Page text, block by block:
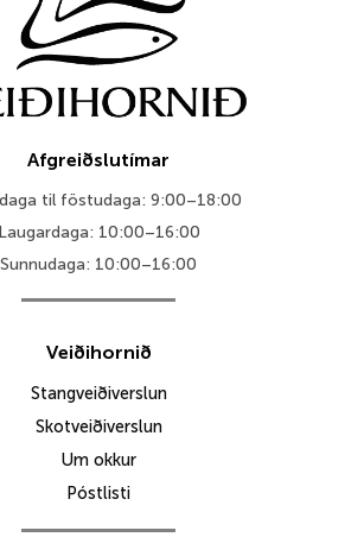
Afgreiðslutímar
til föstudaga: 9:00–18:00
Laugardaga: 10:00–16:00
Sunnudaga: 10:00–16:00
Veiðihornið
Stangveiðiverslun
Skotveiðiverslun
Um okkur
Póstlisti